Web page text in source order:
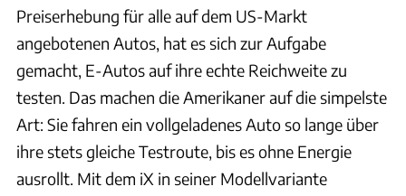
Preiserhebung für alle auf dem US-Markt
angebotenen Autos, hat es sich zur Aufgabe
gemacht, E-Autos auf ihre echte Reichweite zu
testen. Das machen die Amerikaner auf die simpelste
Art: Sie fahren ein vollgeladenes Auto so lange über
ihre stets gleiche Testroute, bis es ohne Energie
ausrollt. Mit dem iX in seiner Modellvariante